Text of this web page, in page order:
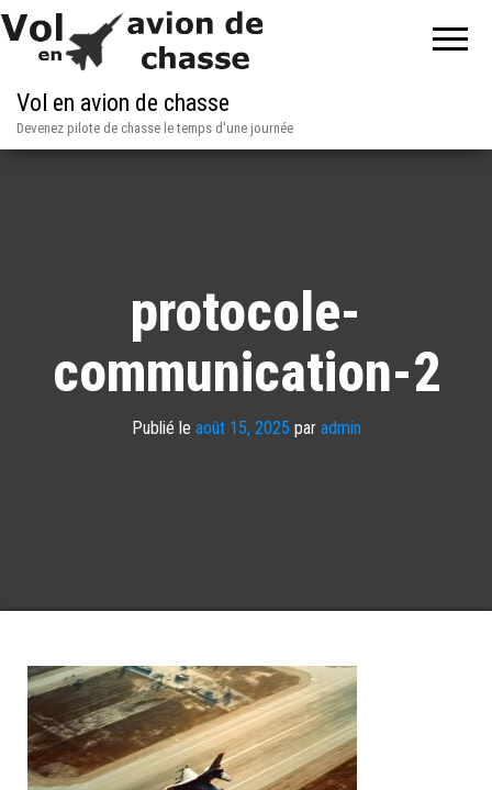
Vol en avion de chasse
Devenez pilote de chasse le temps d'une journée
protocole-
communication-2
Publié le août 15, 2025 par admin